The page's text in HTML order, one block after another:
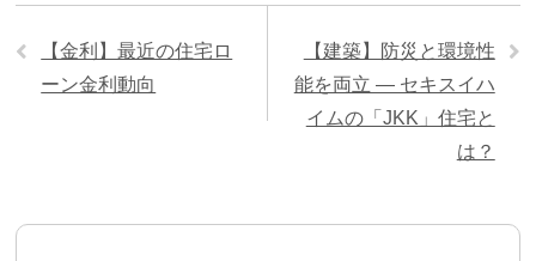
【金利】最近の住宅ロ
ーン金利動向
【建築】防災と環境性
能を両立 — セキスイハ
イムの「JKK」住宅と
は？